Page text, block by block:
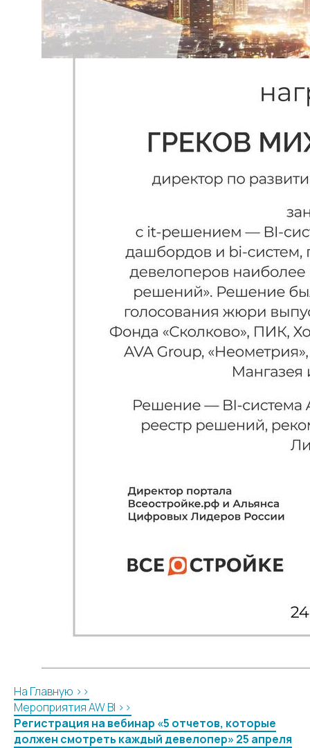
На Главную >>
Мероприятия AW BI >>
Регистрация на вебинар «5 отчетов, которые
должен смотреть каждый девелопер» 25 апреля